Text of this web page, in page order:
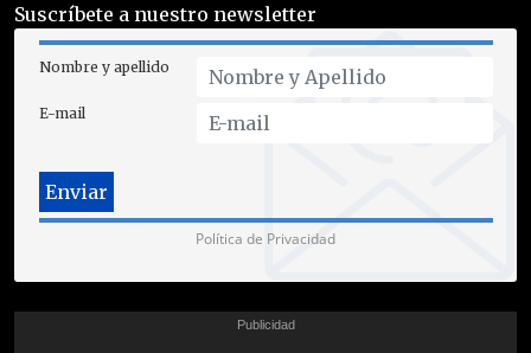
Suscríbete a nuestro newsletter
Nombre y apellido
E-mail
Política de Privacidad